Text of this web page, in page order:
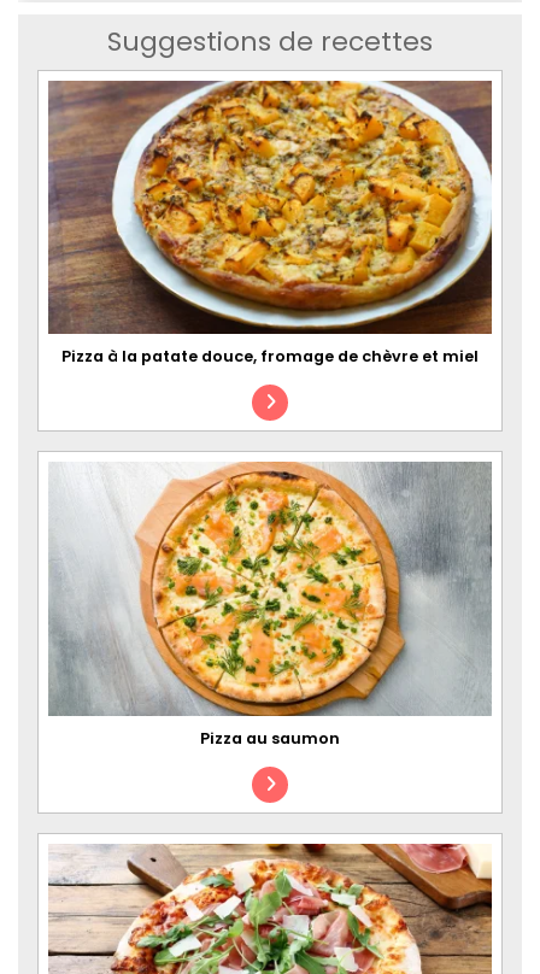
Suggestions de recettes
Pizza à la patate douce, fromage de chèvre et miel
Pizza au saumon